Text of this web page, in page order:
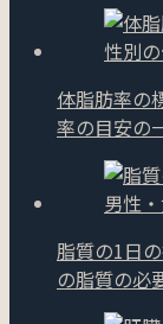
体脂肪率の
率の目安の
脂質の1日
の脂質の必